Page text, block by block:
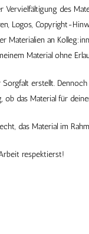
Vervielfältigung des
Logos, Copyright-
Materialien an
Material ohne
erstellt.
ob das Material für
das Material im
respektierst!